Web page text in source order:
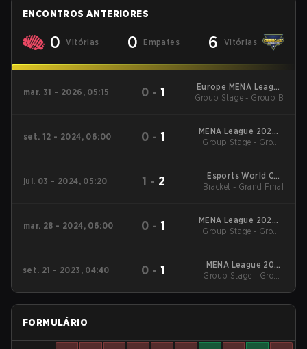
ENCONTROS ANTERIORES
0 Vitórias 0 Empates 6 Vitórias
mar. 31 - 2026, 05:15 0 -1
Europe MENA League
- Europe MENA
Group Stage - Group B
set. 12 - 2024, 06:00 0 -1
MENA League 2024 -
Stage 2
Group Stage - Group
jul. 03 - 2024, 05:20 1 - 2
Esports World Cup
2024: MENA
Bracket - Grand Final
mar. 28 - 2024, 06:00 0 -1
MENA League 2024 -
Stage 1
Group Stage - Group
set. 21 - 2023, 04:40 0 -1
MENA League 2023
Stage 2
Group Stage - Group
FORMULÁRIO